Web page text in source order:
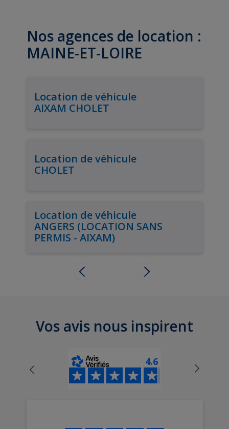
Nos agences de location :
MAINE-ET-LOIRE
Location de véhicule
AIXAM CHOLET
Location de véhicule
CHOLET
Location de véhicule
ANGERS (LOCATION SANS
PERMIS - AIXAM)
Vos avis nous inspirent
4.6